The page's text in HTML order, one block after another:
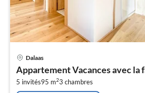
Dalaas
Appartement Vacances avec la
5 invités95 m23 chambres